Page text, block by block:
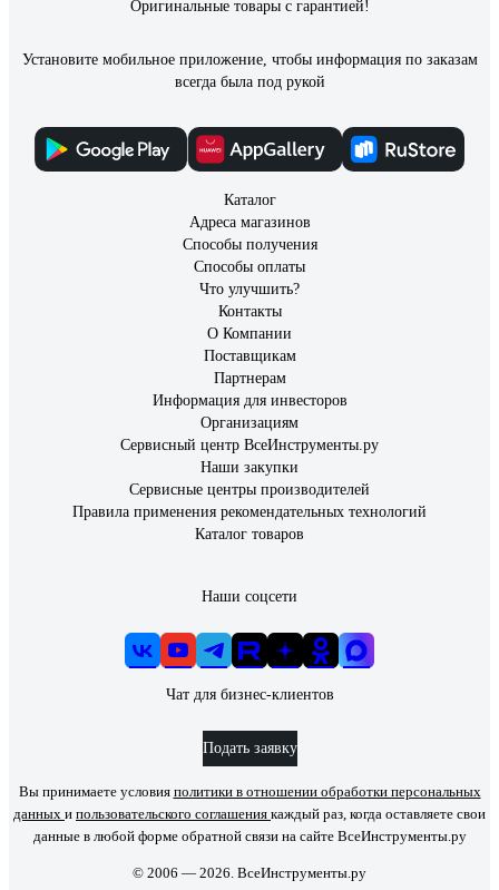
Оригинальные товары с гарантией!
Установите мобильное приложение, чтобы информация по заказам
всегда была под рукой
Каталог
Адреса магазинов
Способы получения
Способы оплаты
Что улучшить?
Контакты
О Компании
Поставщикам
Партнерам
Информация для инвесторов
Организациям
Сервисный центр ВсеИнструменты.ру
Наши закупки
Сервисные центры производителей
Правила применения рекомендательных технологий
Каталог товаров
Наши соцсети
Чат для бизнес-клиентов
Подать заявку
Вы принимаете условия политики в отношении обработки персональных
данных и пользовательского соглашения каждый раз, когда оставляете свои
данные в любой форме обратной связи на сайте ВсеИнструменты.ру
© 2006 — 2026. ВсеИнструменты.ру